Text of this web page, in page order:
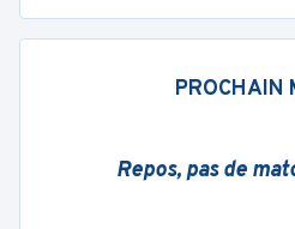
PROCHAIN
Repos, pas de